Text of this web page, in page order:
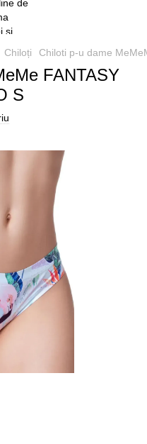
Chiloți Chiloti p-u dame
FANTASY
S